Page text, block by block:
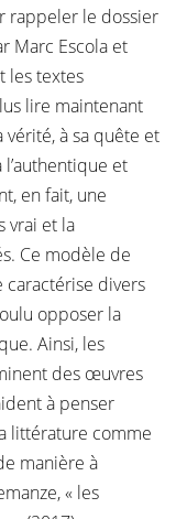
rappeler le dossier
Marc Escola et
les textes
lire maintenant
vérité, à sa quête et
et
en fait, une
vrai et la
Ce modèle de
divers
opposer la
Ainsi, les
des œuvres
à penser
littérature comme
manière à
« les